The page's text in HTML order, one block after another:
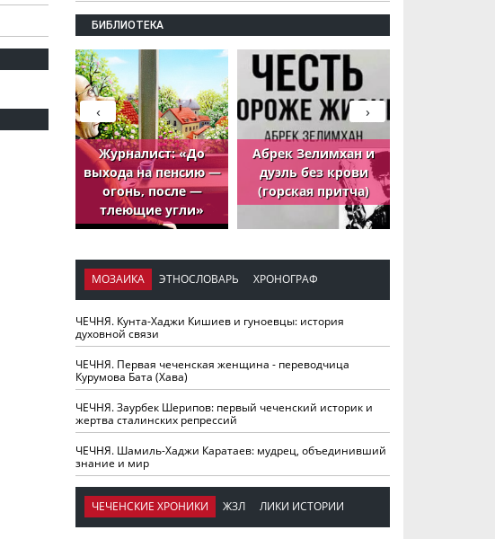
БИБЛИОТЕКА
Журналист: «До
выхода на пенсию —
огонь, после —
тлеющие угли»
Абрек Зелимхан и
дуэль без крови
(горская притча)
›
‹
МОЗАИКА ЭТНОСЛОВАРЬ ХРОНОГРАФ
ЧЕЧНЯ. Кунта-Хаджи Кишиев и гуноевцы: история
духовной связи
ЧЕЧНЯ. Первая чеченская женщина - переводчица
Курумова Бата (Хава)
ЧЕЧНЯ. Заурбек Шерипов: первый чеченский историк и
жертва сталинских репрессий
ЧЕЧНЯ. Шамиль-Хаджи Каратаев: мудрец, объединивший
знание и мир
ЧЕЧЕНСКИЕ ХРОНИКИ ЖЗЛ ЛИКИ ИСТОРИИ